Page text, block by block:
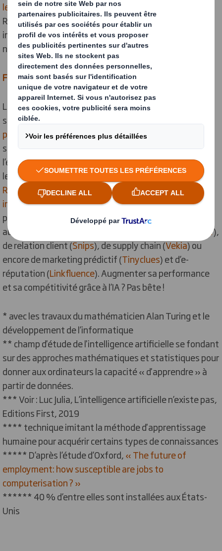
learning****, elles évoluent à la vitesse de la lumière.
Rien qu’au niveau du marché du travail, elles
impacteraient 50 % des emplois actuels*****,
notamment parla robotisation des tâches répétitives
France, Terre d’Intelligence… artificielle
La généralisation de ces techniques ouvre un marché
stratégique sur lequel
peser .L’observatoire de l’IA en France
structures, dont 338 start-up évoluant dans
l’écosystème national de l’IA. Elles seraient3645 dans
le monde******. L’hexagone accueille leFacebook AI
Researchainsi que le centre de recherche en
intelligence artificielle de Google. Dans ce paysage,
plusieurs pépites nationales ouvrent des perspectives
aux entreprises : en matière de recrutement (
Riminder),
de relation client (Snips), de supply chain (Vekia) ou
encore de marketing prédictif (Tinyclues) et d’e-
réputation (Linkfluence). Augmenter sa performance
et sa compétitivité grâce à l’IA ? Pas bête !
* avec les travaux du mathématicien Alan Turing et le
développement de l’informatique
** champ d'étude de l'intelligence artificielle se fondant
sur des approches mathématiques et statistiques pour
donner aux ordinateurs la capacité « d'apprendre » à
partir de données.
*** Voir : Luc Julia, L’intelligence artificielle n’existe pas,
Editions First, 2019
**** technique imitant la méthode d'apprentissage
humaine pour acquérir certains types de connaissances
***** D’après l’étude d’Oxford,« The future of
employment: how susceptible are jobs to
computerisation ? »
****** 40 % d’entre elles sont installées aux États-
Unis